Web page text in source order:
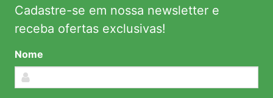
Cadastre-se em nossa newsletter e
receba ofertas exclusivas!
Nome